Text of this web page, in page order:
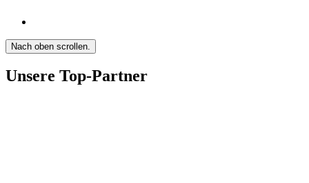
Nach oben scrollen.
Unsere Top-Partner